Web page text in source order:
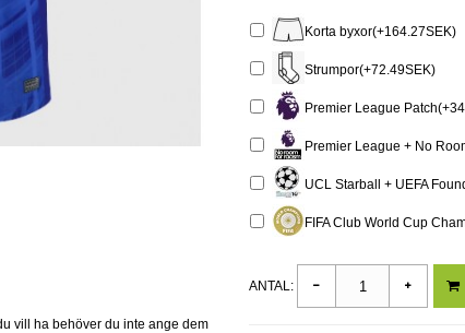
vill ha behöver du inte ange dem
Korta byxor(+164.27SEK)
Strumpor(+72.49SEK)
Premier League
Premier League + No
UCL Starball + UEFA
FIFA Club World Cup
ANTAL: